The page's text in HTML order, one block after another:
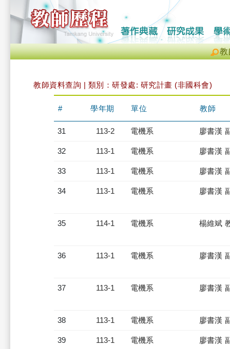
教
教師資料查詢 | 類別：研發處: 研究計畫 (非國科會)
# 學年期 單位 教師
31 113-2 電機系 廖書漢
32 113-1 電機系 廖書漢
33 113-1 電機系 廖書漢
34 113-1 電機系 廖書漢
35 114-1 電機系 楊維斌
36 113-1 電機系 廖書漢
37 113-1 電機系 廖書漢
38 113-1 電機系 廖書漢
39 113-1 電機系 廖書漢